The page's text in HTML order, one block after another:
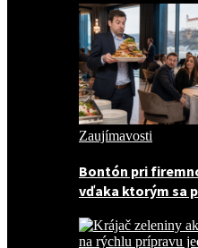
Zaujímavosti
Bontón pri
vďaka ktorým sa